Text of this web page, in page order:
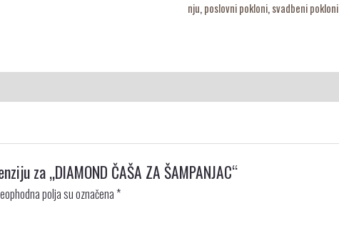
nju,poslovni pokloni,svadbeni pokloni
za „DIAMOND ČAŠA ZA ŠAMPANJAC“
polja su označena *